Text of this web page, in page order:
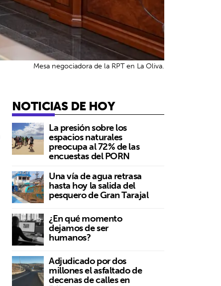
Mesa negociadora de la RPT en La Oliva.
NOTICIAS DE HOY
La presión sobre los
espacios naturales
preocupa al 72% de las
encuestas del PORN
Una vía de agua retrasa
hasta hoy la salida del
pesquero de Gran Tarajal
¿En qué momento
dejamos de ser
humanos?
Adjudicado por dos
millones el asfaltado de
decenas de calles en